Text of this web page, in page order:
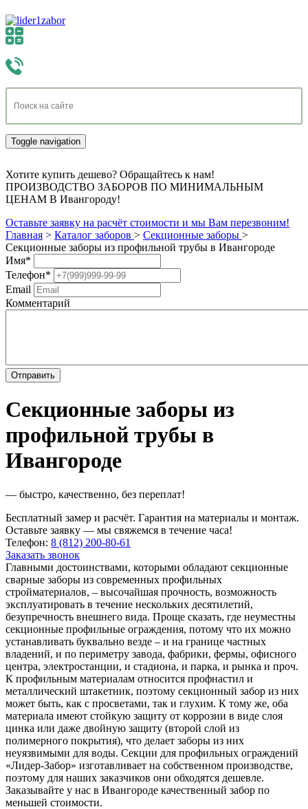
Toggle navigation
Хотите купить дешево? Обращайтесь к нам!
ПРОИЗВОДСТВО ЗАБОРОВ ПО МИНИМАЛЬНЫМ
ЦЕНАМ В Ивангороду!
Оставьте заявку на расчёт стоимости и мы Вам перезвоним!
Главная > Каталог заборов > Секционные заборы >
Секционные заборы из профильной трубы в Ивангороде
Имя*
Телефон*
Email
Комментарий
Секционные заборы из
профильной трубы в
Ивангороде
— быстро, качественно, без переплат!
Бесплатный замер и расчёт. Гарантия на материалы и монтаж.
Оставьте заявку — мы свяжемся в течение часа!
Телефон: 8 (812) 200-80-61
Заказать звонок
Главными достоинствами, которыми обладают секционные
сварные заборы из современных профильных
стройматериалов, – высочайшая прочность, возможность
эксплуатировать в течение нескольких десятилетий,
безупречность внешнего вида. Проще сказать, где неуместны
секционные профильные ограждения, потому что их можно
устанавливать буквально везде – и на границе частных
владений, и по периметру завода, фабрики, фермы, офисного
центра, электростанции, и стадиона, и парка, и рынка и проч.
К профильным материалам относится профнастил и
металлический штакетник, поэтому секционный забор из них
может быть, как с просветами, так и глухим. К тому же, оба
материала имеют стойкую защиту от коррозии в виде слоя
цинка или даже двойную защиту (второй слой из
полимерного покрытия), что делает заборы из них
неуязвимыми для воды. Секции для профильных ограждений
«Лидер-Забор» изготавливает на собственном производстве,
поэтому для наших заказчиков они обходятся дешевле.
Заказывайте у нас в Ивангороде качественный забор по
меньшей стоимости.